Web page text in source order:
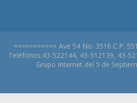
=========== Ave 54 No. 3516 C.P.
Teléfonos:43-522144, 43-512139, 43-
Grupo Internet del 5 de